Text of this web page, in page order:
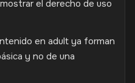
el derecho de uso
en adult ya forman
y no de una